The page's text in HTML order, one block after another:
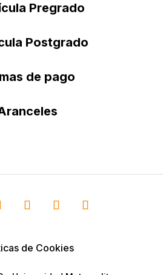
Pregrado
Postgrado
de pago
de Cookies